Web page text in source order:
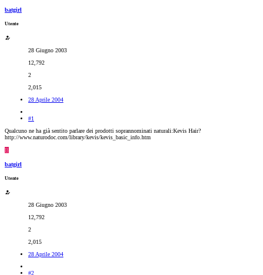
batgirl
Utente
28 Giugno 2003
12,792
2
2,015
28 Aprile 2004
#1
Qualcuno ne ha già sentito parlare dei prodotti soprannominati naturali:Kevis Hair?
http://www.naturodoc.com/library/kevis/kevis_basic_info.htm
B
batgirl
Utente
28 Giugno 2003
12,792
2
2,015
28 Aprile 2004
#2